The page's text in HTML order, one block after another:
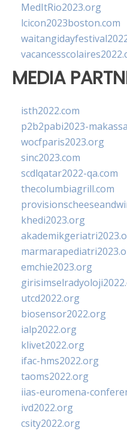
MedItRio2023.org
lcicon2023boston.com
MEDIA
isth2022.com
p2b2pabi2023-
wocfparis2023.org
sinc2023.com
scdlqatar2022-qa.com
thecolumbiagrill.com
khedi2023.org
emchie2023.org
utcd2022.org
biosensor2022.org
ialp2022.org
klivet2022.org
ifac-hms2022.org
taoms2022.org
iias-euromena-
ivd2022.org
csity2022.org